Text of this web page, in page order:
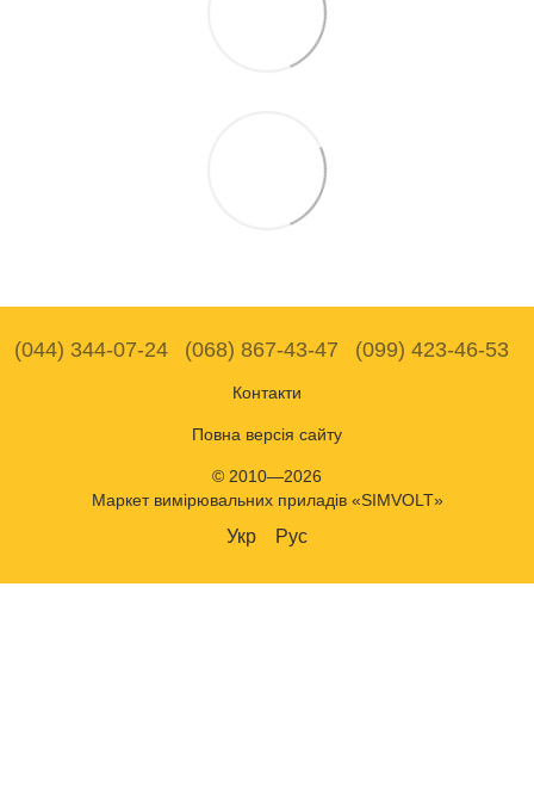
(044) 344-07-24 (068) 867-43-47 (099) 423-46-53
Контакти
Повна версія сайту
© 2010—2026
Маркет вимірювальних приладів «SIMVOLT»
Укр Рус